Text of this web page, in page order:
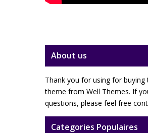
About us
Thank you for using for buying
theme from Well Themes. If
questions, please feel free
Categories Populaires